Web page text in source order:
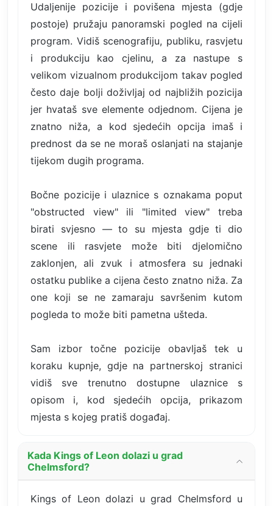
Udaljenije pozicije i povišena mjesta (gdje
postoje) pružaju panoramski pogled na cijeli
program. Vidiš scenografiju, publiku, rasvjetu
i produkciju kao cjelinu, a za nastupe s
velikom vizualnom produkcijom takav pogled
često daje bolji doživljaj od najbližih pozicija
jer hvataš sve elemente odjednom. Cijena je
znatno niža, a kod sjedećih opcija imaš i
prednost da se ne moraš oslanjati na stajanje
tijekom dugih programa.
Bočne pozicije i ulaznice s oznakama poput
"obstructed view" ili "limited view" treba
birati svjesno — to su mjesta gdje ti dio
scene ili rasvjete može biti djelomično
zaklonjen, ali zvuk i atmosfera su jednaki
ostatku publike a cijena često znatno niža. Za
one koji se ne zamaraju savršenim kutom
pogleda to može biti pametna ušteda.
Sam izbor točne pozicije obavljaš tek u
koraku kupnje, gdje na partnerskoj stranici
vidiš sve trenutno dostupne ulaznice s
opisom i, kod sjedećih opcija, prikazom
mjesta s kojeg pratiš događaj.
Kada Kings of Leon dolazi u grad
Chelmsford?
Kings of Leon dolazi u grad Chelmsford u